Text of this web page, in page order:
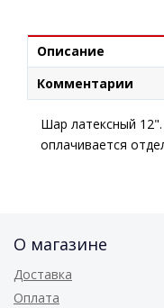
Описание
Комментарии
Шар латексный
оплачивается
О магазине
Доставка
Оплата